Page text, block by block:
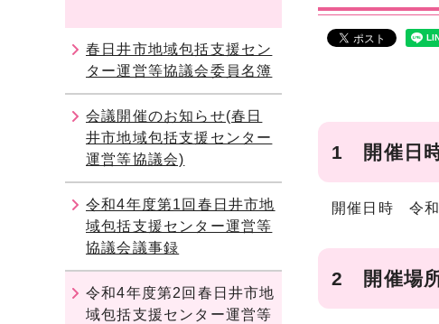
1 開催日
開催日時 令和
2 開催場
春日井市地域包括支援セン
ター運営等協議会委員名簿
会議開催のお知らせ(春日
井市地域包括支援センター
運営等協議会)
令和4年度第1回春日井市地
域包括支援センター運営等
協議会議事録
令和4年度第2回春日井市地
域包括支援センター運営等